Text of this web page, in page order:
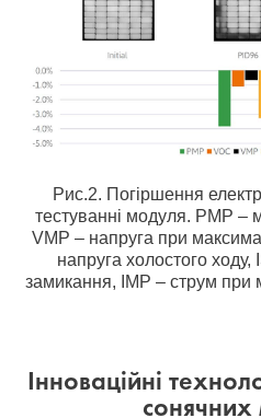
Рис.2. Погіршення
тестуванні модуля. PMP –
VMP – напруга при
напруга холостого ходу,
замикання, IMP – струм при
Інноваційні
сонячних